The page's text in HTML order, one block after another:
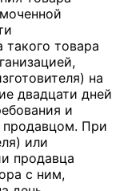
такого товара
на
двадцати дней
и
продавцом. При
или
продавца
с ним,